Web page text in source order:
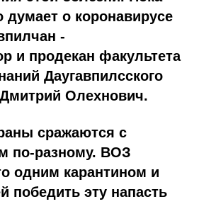
думает о коронавирусе
-
и продекан факультета
Даугавпилсского
Олехнович.
сражаются с
по-разному. ВОЗ
одним карантином и
победить эту напасть